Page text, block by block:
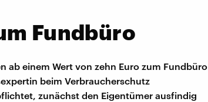
Fundbüro
ab einem Wert von zehn Euro zum Fundbüro
beim Verbraucherschutz
zunächst den Eigentümer ausfindig